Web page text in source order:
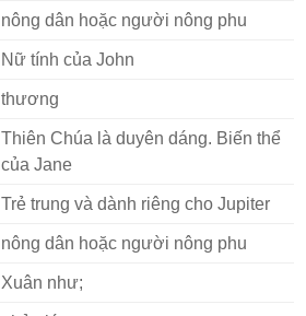
nông dân hoặc người nông phu
Nữ tính của John
thương
Thiên Chúa là duyên dáng. Biến thể
của Jane
Trẻ trung và dành riêng cho Jupiter
nông dân hoặc người nông phu
Xuân như;